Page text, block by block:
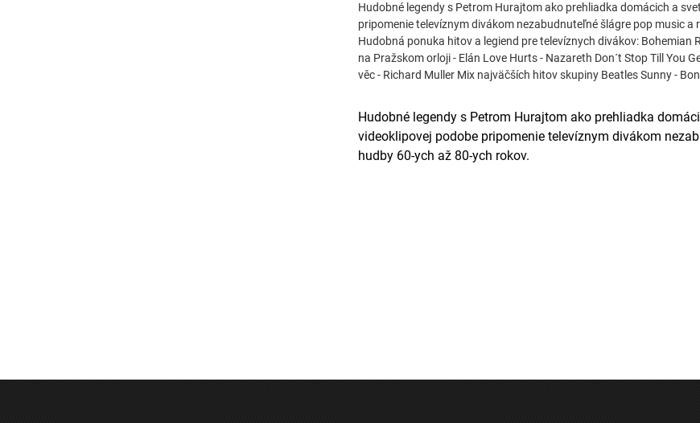
Hudobné legendy s Petrom Hurajtom ako prehliadka domácich a
pripomenie televíznym divákom nezabudnuteľné šlágre pop music a
Hudobná ponuka hitov a legiend pre televíznych divákov: Bohemian
na Pražskom orloji - Elán Love Hurts - Nazareth Don´t Stop Till You
věc - Richard Muller Mix najväčších hitov skupiny Beatles Sunny -
Hudobné legendy s Petrom Hurajtom ako prehliadka
videoklipovej podobe pripomenie televíznym divákom
hudby 60-ych až 80-ych rokov.